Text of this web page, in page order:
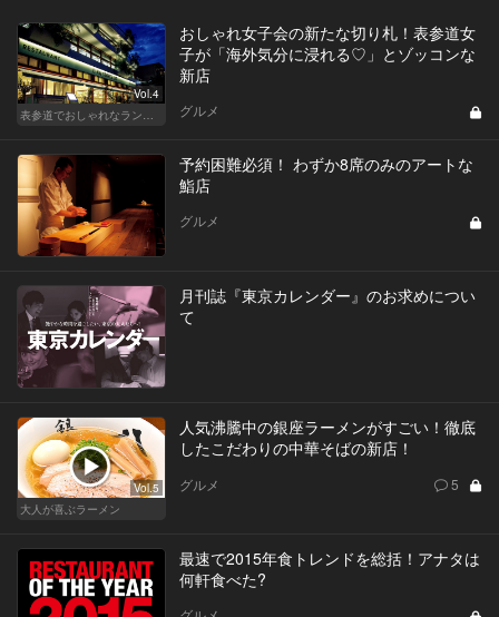
Vol.4
表参道でおしゃれなランチ女子会
おしゃれ女子会の新たな切り札！表参道女
子が「海外気分に浸れる♡」とゾッコンな
新店
グルメ
予約困難必須！ わずか8席のみのアートな
鮨店
グルメ
月刊誌『東京カレンダー』のお求めについ
て
Vol.5
大人が喜ぶラーメン
人気沸騰中の銀座ラーメンがすごい！徹底
したこだわりの中華そばの新店！
グルメ 5
最速で2015年食トレンドを総括！アナタは
何軒食べた?